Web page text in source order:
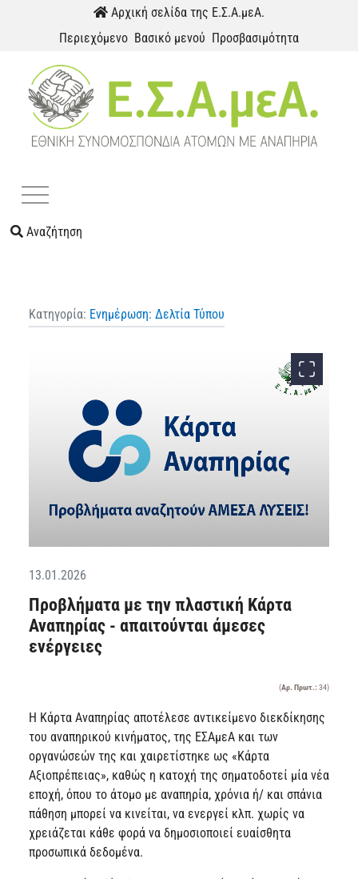
Παράκαμψη προς το περιεχόμενοΑρχική σελίδα της Ε.Σ.Α.μεΑ.
Περιεχόμενο Βασικό μενού Προσβασιμότητα
Αναζήτηση
Κατηγορία: Ενημέρωση: Δελτία Τύπου
13.01.2026
Προβλήματα με την πλαστική Κάρτα
Αναπηρίας - απαιτούνται άμεσες
ενέργειες
(Αρ. Πρωτ.: 34)
Η Κάρτα Αναπηρίας αποτέλεσε αντικείμενο διεκδίκησης
του αναπηρικού κινήματος, της ΕΣΑμεΑ και των
οργανώσεών της και χαιρετίστηκε ως «Κάρτα
Αξιοπρέπειας», καθώς η κατοχή της σηματοδοτεί μία νέα
εποχή, όπου το άτομο με αναπηρία, χρόνια ή/ και σπάνια
πάθηση μπορεί να κινείται, να ενεργεί κλπ. χωρίς να
χρειάζεται κάθε φορά να δημοσιοποιεί ευαίσθητα
προσωπικά δεδομένα.